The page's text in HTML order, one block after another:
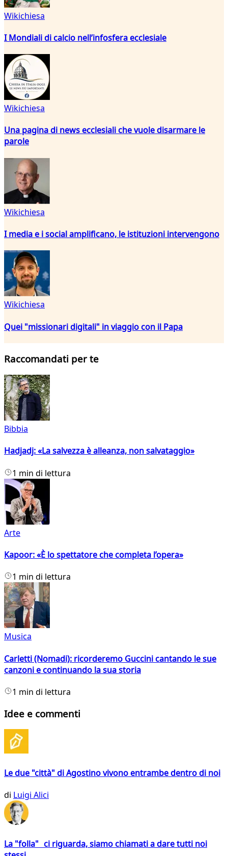
Wikichiesa
I Mondiali di calcio nell’infosfera ecclesiale
Wikichiesa
Una pagina di news ecclesiali che vuole disarmare le
parole
Wikichiesa
I media e i social amplificano, le istituzioni intervengono
Wikichiesa
Quei "missionari digitali" in viaggio con il Papa
Raccomandati per te
Bibbia
Hadjadj: «La salvezza è alleanza, non salvataggio»
1 min di lettura
Arte
Kapoor: «È lo spettatore che completa l’opera»
1 min di lettura
Musica
Carletti (Nomadi): ricorderemo Guccini cantando le sue
canzoni e continuando la sua storia
1 min di lettura
Idee e commenti
Le due "città" di Agostino vivono entrambe dentro di noi
di Luigi Alici
La "folla" ci riguarda, siamo chiamati a dare tutti noi